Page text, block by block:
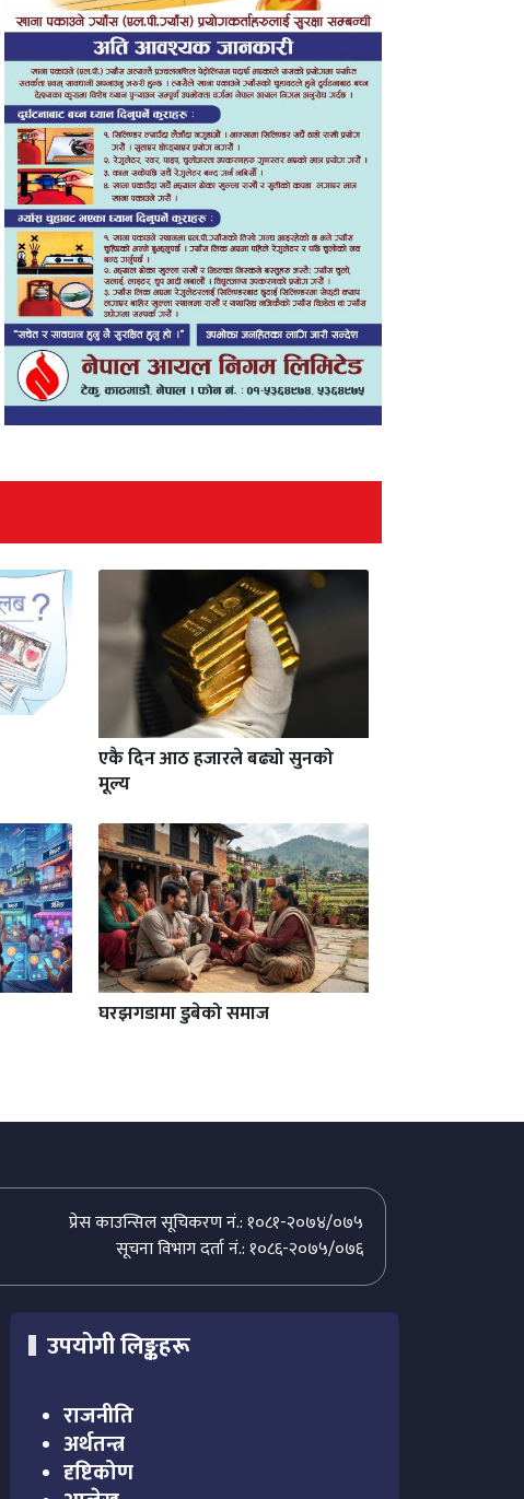
एकै दिन आठ हजारले बढ्यो सुनको
मूल्य
घरझगडामा डुबेको समाज
प्रेस काउन्सिल सूचिकरण नं.: १०८१-२०७४/०७५
सूचना विभाग दर्ता नं.: १०८६-२०७५/०७६
उपयोगी लिङ्कहरू
राजनीति
अर्थतन्त्र
दृष्टिकोण